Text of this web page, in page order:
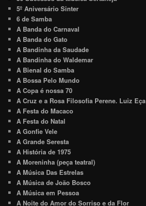
5º Aniversário Sinter
6 de Samba
A Banda do Carnaval
A Banda do Gato
A Bandinha da Saudade
A Bandinha do Waldemar
A Bienal do Samba
A Bossa Pelo Mundo
A Copa é nossa 70
A Cruz e a Rosa Filosofia Perene. Luiz Eça
A Festa do Macaco
A Festa do Natal
A Gonfie Vele
A Grande Seresta
A História de 1975
A Moreninha (peça teatral)
A Música Das Estrelas
A Música de João Bosco
A Música em Pessoa
A Noite do Amor do Sorriso e da Flor